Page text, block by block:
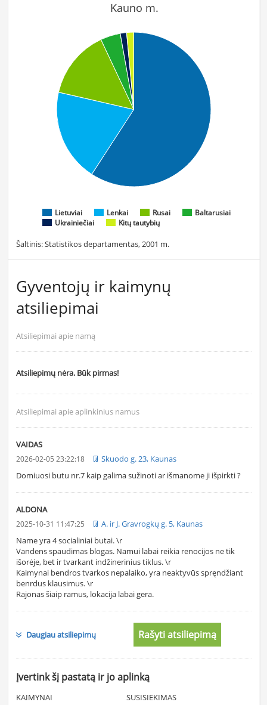
Kauno m.
Lietuviai Lenkai Rusai
Baltarusiai
Ukrainiečiai
Kitų tautybių
Šaltinis: Statistikos departamentas, 2001 m.
Gyventojų ir kaimynų
atsiliepimai
Atsiliepimai apie namą
Atsiliepimų nėra. Būk pirmas!
Atsiliepimai apie aplinkinius namus
VAIDAS
2026-02-05 23:22:18
Skuodo g. 23, Kaunas
Domiuosi butu nr.7 kaip galima sužinoti ar išmanome ji išpirkti ?
ALDONA
2025-10-31 11:47:25
A. ir J. Gravrogkų g. 5, Kaunas
Name yra 4 socialiniai butai. \r
Vandens spaudimas blogas. Namui labai reikia renocijos ne tik
išorėje, bet ir tvarkant indžinerinius tiklus. \r
Kaimynai bendros tvarkos nepalaiko, yra neaktyvūs spręndžiant
benrdus klausimus. \r
Rajonas šiaip ramus, lokacija labai gera.
Daugiau atsiliepimų Rašyti atsiliepimą
Įvertink šį pastatą ir jo aplinką
KAIMYNAI
SUSISIEKIMAS